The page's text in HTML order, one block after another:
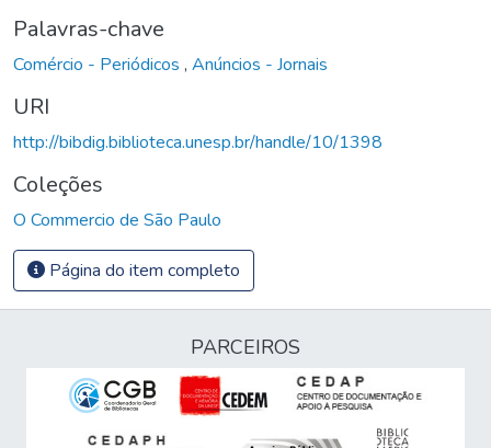
Palavras-chave
Comércio - Periódicos , Anúncios - Jornais
URI
http://bibdig.biblioteca.unesp.br/handle/10/1398
Coleções
O Commercio de São Paulo
Página do item completo
PARCEIROS